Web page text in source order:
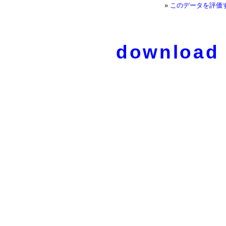
» このデータを評価
download